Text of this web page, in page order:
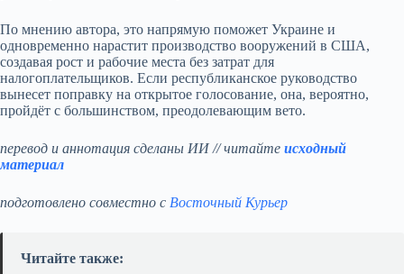
По мнению автора, это напрямую поможет Украине и
одновременно нарастит производство вооружений в США,
создавая рост и рабочие места без затрат для
налогоплательщиков. Если республиканское руководство
вынесет поправку на открытое голосование, она, вероятно,
пройдёт с большинством, преодолевающим вето.
перевод и аннотация сделаны ИИ // читайте исходный
материал
подготовлено совместно с Восточный Курьер
Читайте также: